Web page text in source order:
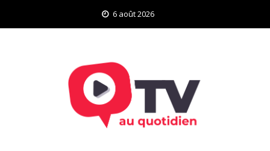
6 août 2026